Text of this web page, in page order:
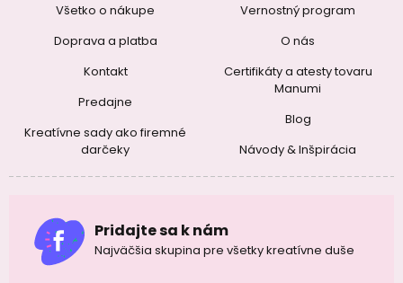
Všetko o nákupe
Doprava a platba
Kontakt
Predajne
Kreatívne sady ako firemné
darčeky
Vernostný program
O nás
Certifikáty a atesty tovaru
Manumi
Blog
Návody & Inšpirácia
Pridajte sa k nám
Najväčšia skupina pre všetky kreatívne duše